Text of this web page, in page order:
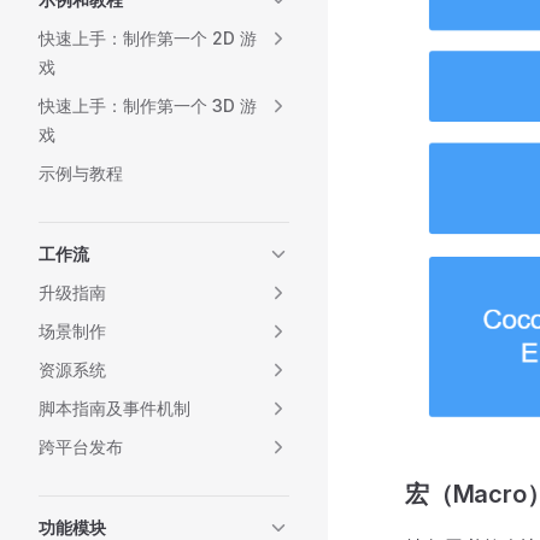
快速上手：制作第一个 2D 游
戏
快速上手：制作第一个 3D 游
戏
示例与教程
工作流
升级指南
场景制作
资源系统
脚本指南及事件机制
跨平台发布
功能模块
宏（Macro